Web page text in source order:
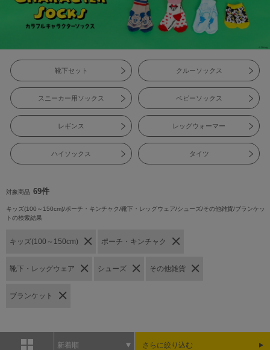
靴下セット クルーソックス
スニーカー用ソックス ベビーソックス
レギンス レッグウォーマー
ハイソックス タイツ
対象商品 69件
キッズ(100～150cm)/ポーチ・キンチャク/靴下・レッグウェア/シューズ/その他雑貨/ブランケッ
トの検索結果
キッズ(100～150cm) ポーチ・キンチャク
靴下・レッグウェア シューズ その他雑貨
ブランケット
新着順 さらに絞り込む